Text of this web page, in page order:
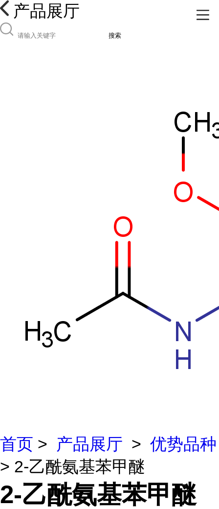
产品展厅
搜索
首页 > 产品展厅 > 优势品种
> 2-乙酰氨基苯甲醚
2-乙酰氨基苯甲醚